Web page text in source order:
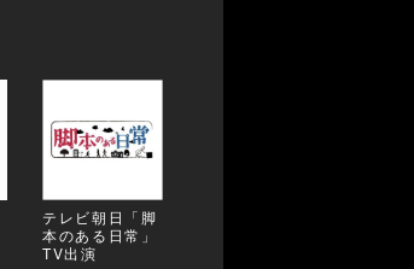
テレビ朝日「脚
本のある日常」
TV出演